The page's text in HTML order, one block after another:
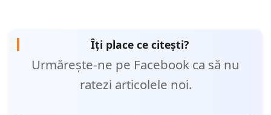
Îți place ce citești?
Urmărește-ne pe Facebook ca să nu
ratezi articolele noi.